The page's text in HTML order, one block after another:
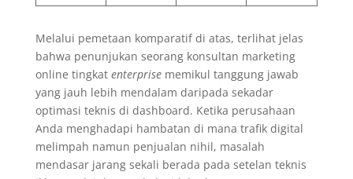
Melalui pemetaan komparatif di atas, terlihat jelas
bahwa penunjukan seorang konsultan marketing
online tingkat enterprisememikul tanggung jawab
yang jauh lebih mendalam daripada sekadar
optimasi teknis di dashboard. Ketika perusahaan
Anda menghadapi hambatan di mana trafik digital
melimpah namun penjualan nihil, masalah
mendasar jarang sekali berada pada setelan teknis